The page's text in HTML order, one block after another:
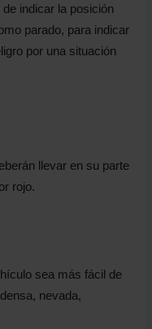
indicar la posición
parado, para indicar
por una situación
llevar en su parte
rojo.
sea más fácil de
nevada,